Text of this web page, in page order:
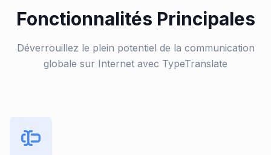
Fonctionnalités Principales
Déverrouillez le plein potentiel de la communication
globale sur Internet avec TypeTranslate